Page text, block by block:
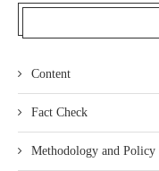
Content
Fact Check
Methodology and Policy